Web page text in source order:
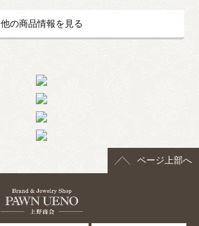
他の商品情報を見る
ページ上部へ